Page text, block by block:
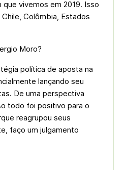
vivemos em 2019. Isso
Colômbia, Estados
Moro?
política de aposta na
lançando seu
De uma perspectiva
todo foi positivo para o
reagrupou seus
faço um julgamento